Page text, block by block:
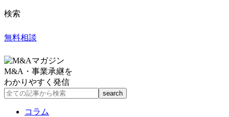
検索
無料相談
M&A・事業承継を
わかりやすく発信
コラム